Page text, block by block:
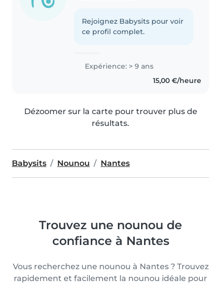
Rejoignez Babysits pour voir
ce profil complet.
Expérience: > 9 ans
15,00 €/heure
Dézoomer sur la carte pour trouver plus de
résultats.
Babysits Nounou Nantes
Trouvez une nounou de
confiance à Nantes
Vous recherchez une nounou à Nantes ? Trouvez
rapidement et facilement la nounou idéale pour